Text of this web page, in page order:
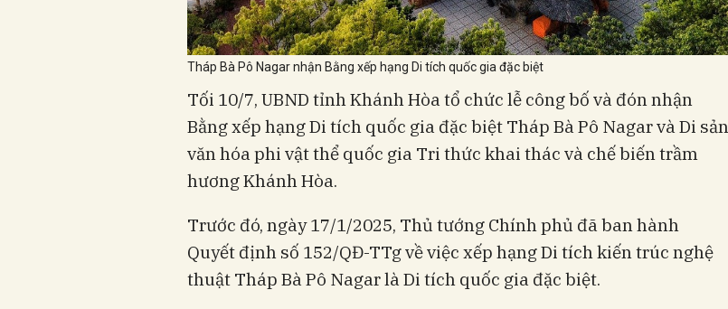
Tháp Bà Pô Nagar nhận Bằng xếp hạng Di tích quốc gia đặc biệt
Tối 10/7, UBND tỉnh Khánh Hòa tổ chức lễ công bố và đón nhận
Bằng xếp hạng Di tích quốc gia đặc biệt Tháp Bà Pô Nagar và Di sản
văn hóa phi vật thể quốc gia Tri thức khai thác và chế biến trầm
hương Khánh Hòa.
Trước đó, ngày 17/1/2025, Thủ tướng Chính phủ đã ban hành
Quyết định số 152/QĐ-TTg về việc xếp hạng Di tích kiến trúc nghệ
thuật Tháp Bà Pô Nagar là Di tích quốc gia đặc biệt.